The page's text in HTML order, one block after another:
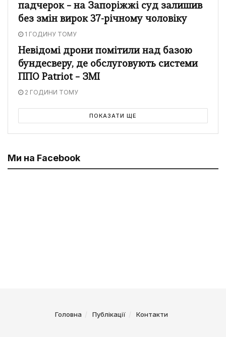
падчерок – на Запоріжжі суд залишив
без змін вирок 37-річному чоловіку
1 ГОДИНУ ТОМУ
Невідомі дрони помітили над базою
бундесверу, де обслуговують системи
ППО Patriot – ЗМІ
2 ГОДИНИ ТОМУ
ПОКАЗАТИ ЩЕ
Ми на Facebook
Головна Публікації Контакти